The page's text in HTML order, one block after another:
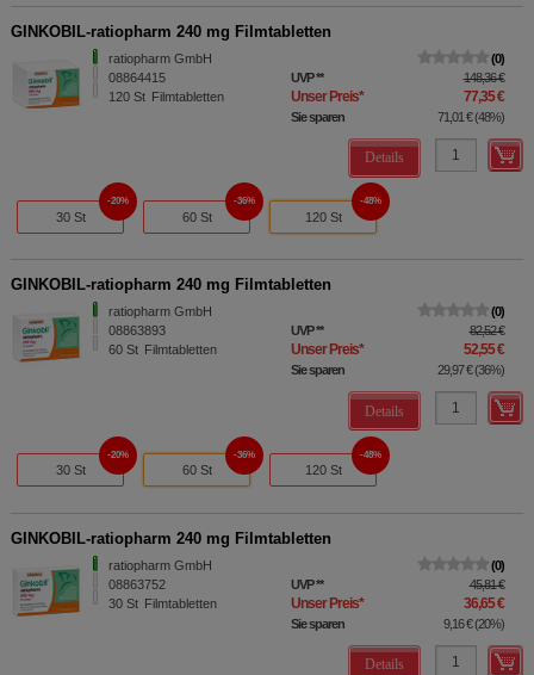
GINKOBIL-ratiopharm 240 mg Filmtabletten
ratiopharm GmbH
08864415
120 St Filmtabletten
0
UVP** 148,36 €
Unser Preis* 77,35 €
Sie sparen 71,01 €(48%)
Details
30 St
20%
60 St
36%
120 St
48%
GINKOBIL-ratiopharm 240 mg Filmtabletten
ratiopharm GmbH
08863893
60 St Filmtabletten
0
UVP** 82,52 €
Unser Preis* 52,55 €
Sie sparen 29,97 €(36%)
Details
30 St
20%
60 St
36%
120 St
48%
GINKOBIL-ratiopharm 240 mg Filmtabletten
ratiopharm GmbH
08863752
30 St Filmtabletten
0
UVP** 45,81 €
Unser Preis* 36,65 €
Sie sparen 9,16 €(20%)
Details